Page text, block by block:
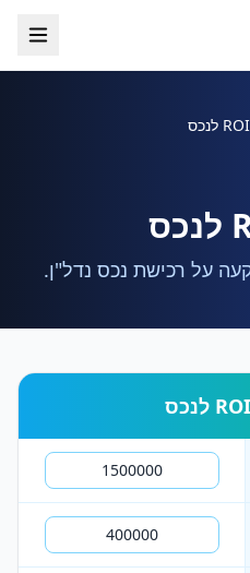
על רכישת נכס נדל"ן.